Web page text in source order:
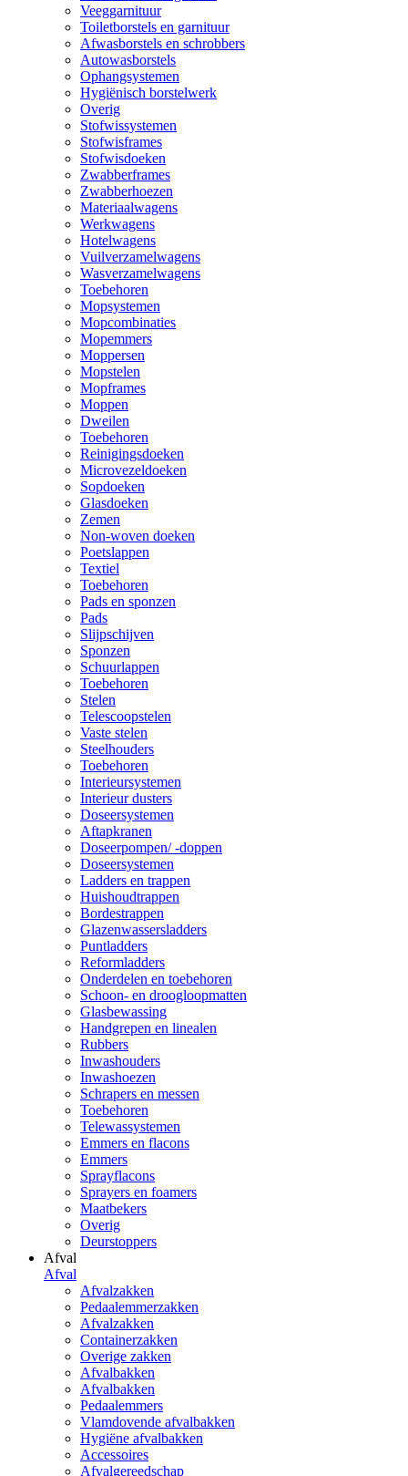
Veeggarnituur
Toiletborstels en garnituur
Afwasborstels en schrobbers
Autowasborstels
Ophangsystemen
Hygiënisch borstelwerk
Overig
Stofwissystemen
Stofwisframes
Stofwisdoeken
Zwabberframes
Zwabberhoezen
Materiaalwagens
Werkwagens
Hotelwagens
Vuilverzamelwagens
Wasverzamelwagens
Toebehoren
Mopsystemen
Mopcombinaties
Mopemmers
Moppersen
Mopstelen
Mopframes
Moppen
Dweilen
Toebehoren
Reinigingsdoeken
Microvezeldoeken
Sopdoeken
Glasdoeken
Zemen
Non-woven doeken
Poetslappen
Textiel
Toebehoren
Pads en sponzen
Pads
Slijpschijven
Sponzen
Schuurlappen
Toebehoren
Stelen
Telescoopstelen
Vaste stelen
Steelhouders
Toebehoren
Interieursystemen
Interieur dusters
Doseersystemen
Aftapkranen
Doseerpompen/ -doppen
Doseersystemen
Ladders en trappen
Huishoudtrappen
Bordestrappen
Glazenwassersladders
Puntladders
Reformladders
Onderdelen en toebehoren
Schoon- en droogloopmatten
Glasbewassing
Handgrepen en linealen
Rubbers
Inwashouders
Inwashoezen
Schrapers en messen
Toebehoren
Telewassystemen
Emmers en flacons
Emmers
Sprayflacons
Sprayers en foamers
Maatbekers
Overig
Deurstoppers
Afval
Afval
Afvalzakken
Pedaalemmerzakken
Afvalzakken
Containerzakken
Overige zakken
Afvalbakken
Afvalbakken
Pedaalemmers
Vlamdovende afvalbakken
Hygiëne afvalbakken
Accessoires
Afvalgereedschap